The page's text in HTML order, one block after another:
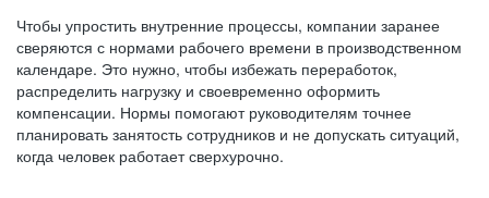
Чтобы упростить внутренние процессы, компании заранее
сверяются с нормами рабочего времени в производственном
календаре. Это нужно, чтобы избежать переработок,
распределить нагрузку и своевременно оформить
компенсации. Нормы помогают руководителям точнее
планировать занятость сотрудников и не допускать ситуаций,
когда человек работает сверхурочно.